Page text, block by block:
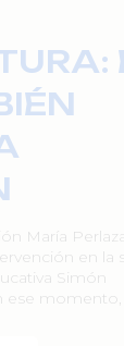
María
en la
Simón
ese momento,